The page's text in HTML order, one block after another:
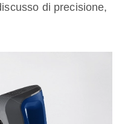
di precisione,